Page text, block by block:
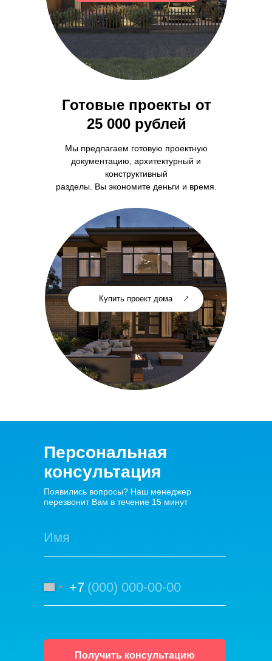
Купить проект дома
Готовые проекты от
25 000 рублей
Мы предлагаем готовую проектную
документацию, архитектурный и
конструктивный
разделы. Вы экономите деньги и время.
Персональная
консультация
Появились вопросы? Наш менеджер
перезвонит Вам в течение 15 минут
+7
Получить консультацию